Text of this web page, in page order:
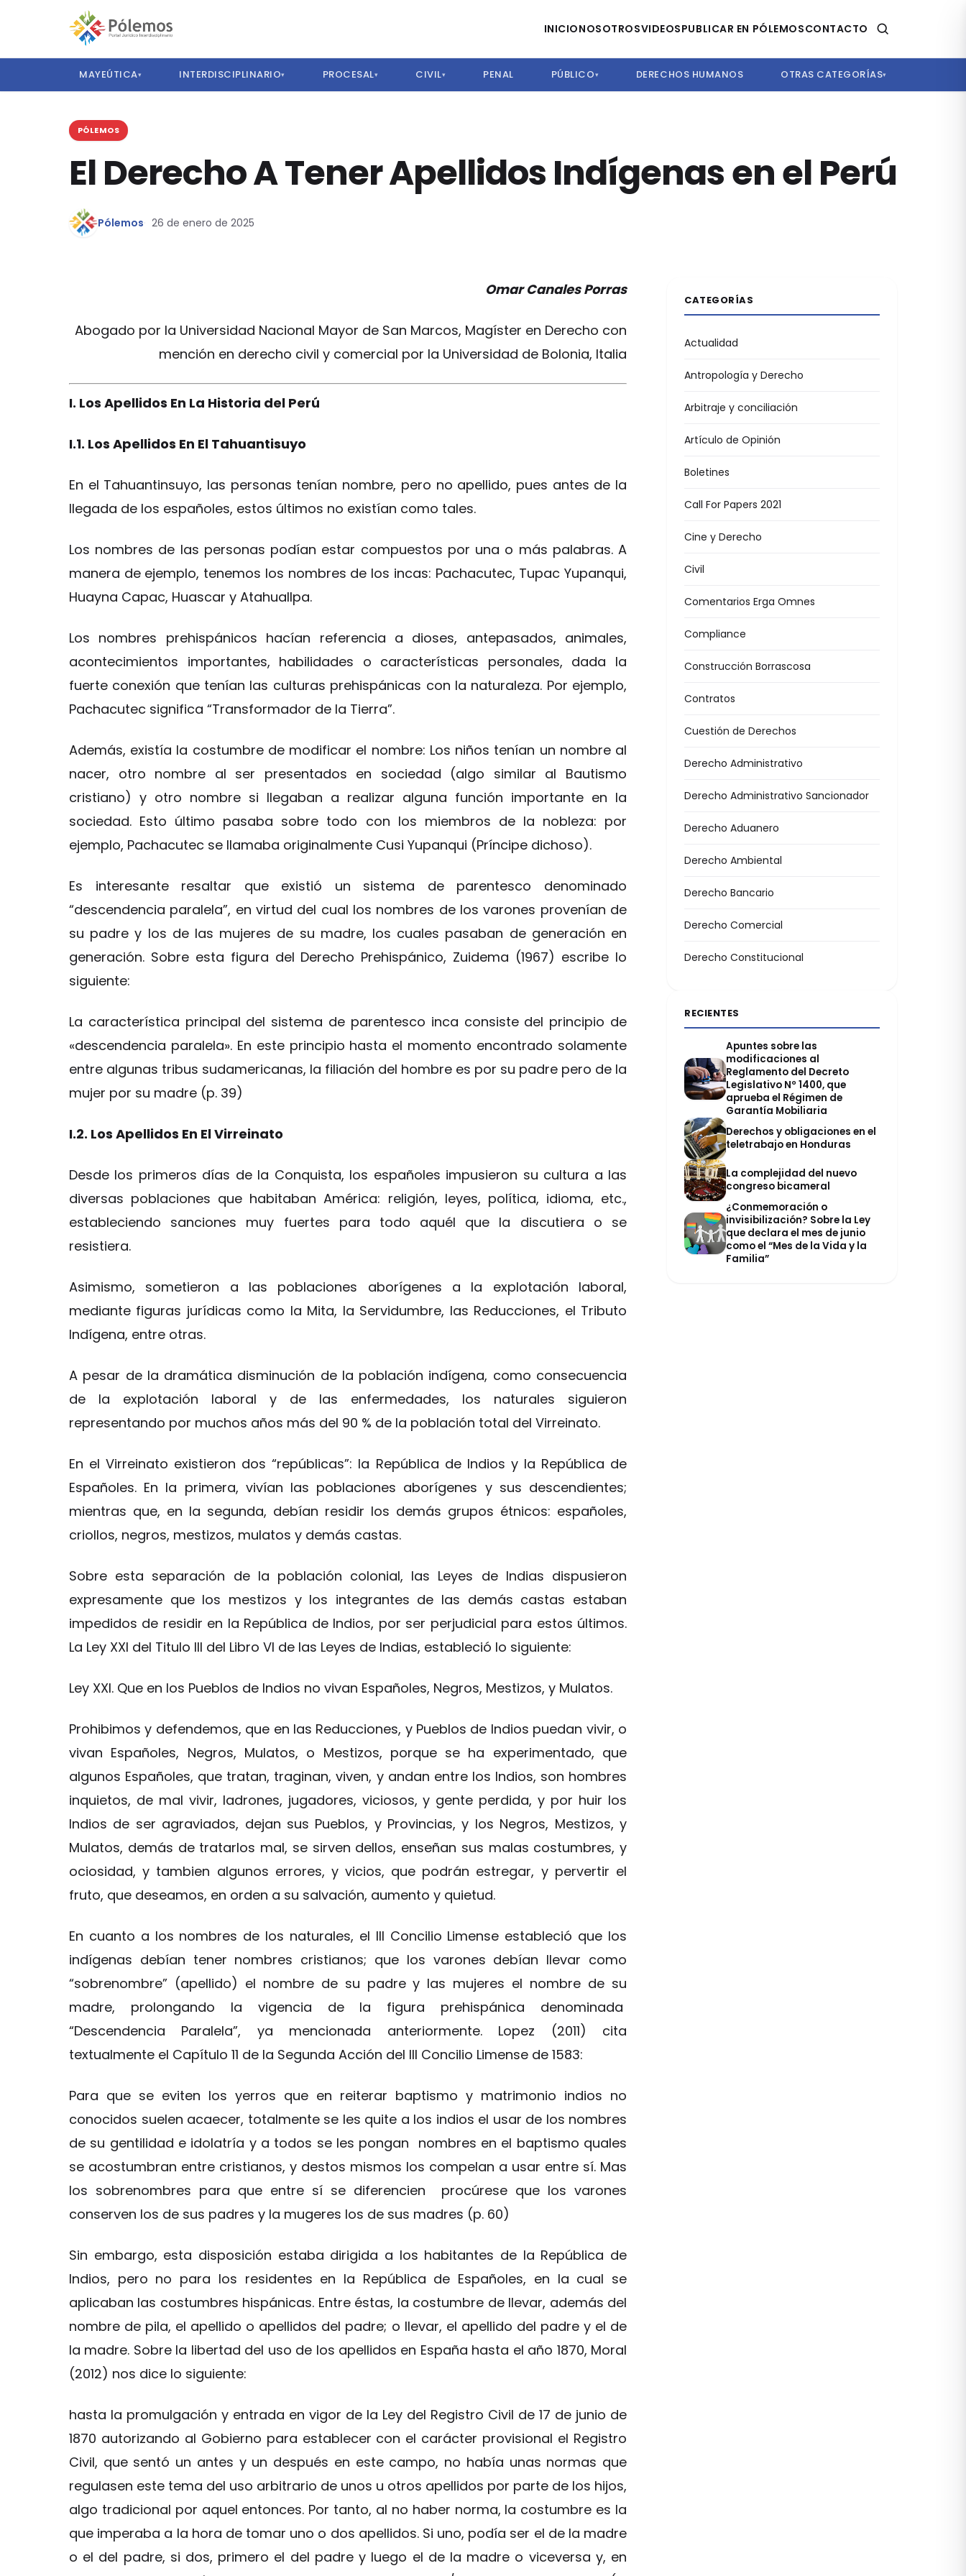
INICIONOSOTROSVIDEOSPUBLICAR EN PÓLEMOSCONTACTO
MAYEÚTICA▾ INTERDISCIPLINARIO▾ PROCESAL▾ CIVIL▾ PENAL PÚBLICO▾ DERECHOS HUMANOS OTRAS CATEGORÍAS▾
PÓLEMOS
El Derecho A Tener Apellidos Indígenas en el Perú
Pólemos 26 de enero de 2025
Omar Canales Porras
Abogado por la Universidad Nacional Mayor de San Marcos, Magíster en Derecho con
mención en derecho civil y comercial por la Universidad de Bolonia, Italia
I. Los Apellidos En La Historia del Perú
I.1. Los Apellidos En El Tahuantisuyo
En el Tahuantinsuyo, las personas tenían nombre, pero no apellido, pues antes de la
llegada de los españoles, estos últimos no existían como tales.
Los nombres de las personas podían estar compuestos por una o más palabras. A
manera de ejemplo, tenemos los nombres de los incas: Pachacutec, Tupac Yupanqui,
Huayna Capac, Huascar y Atahuallpa.
Los nombres prehispánicos hacían referencia a dioses, antepasados, animales,
acontecimientos importantes, habilidades o características personales, dada la
fuerte conexión que tenían las culturas prehispánicas con la naturaleza. Por ejemplo,
Pachacutec significa “Transformador de la Tierra”.
Además, existía la costumbre de modificar el nombre: Los niños tenían un nombre al
nacer, otro nombre al ser presentados en sociedad (algo similar al Bautismo
cristiano) y otro nombre si llegaban a realizar alguna función importante en la
sociedad. Esto último pasaba sobre todo con los miembros de la nobleza: por
ejemplo, Pachacutec se llamaba originalmente Cusi Yupanqui (Príncipe dichoso).
Es interesante resaltar que existió un sistema de parentesco denominado
“descendencia paralela”, en virtud del cual los nombres de los varones provenían de
su padre y los de las mujeres de su madre, los cuales pasaban de generación en
generación. Sobre esta figura del Derecho Prehispánico, Zuidema (1967) escribe lo
siguiente:
La característica principal del sistema de parentesco inca consiste del principio de
«descendencia paralela». En este principio hasta el momento encontrado solamente
entre algunas tribus sudamericanas, la filiación del hombre es por su padre pero de la
mujer por su madre (p. 39)
I.2. Los Apellidos En El Virreinato
Desde los primeros días de la Conquista, los españoles impusieron su cultura a las
diversas poblaciones que habitaban América: religión, leyes, política, idioma, etc.,
estableciendo sanciones muy fuertes para todo aquél que la discutiera o se
resistiera.
Asimismo, sometieron a las poblaciones aborígenes a la explotación laboral,
mediante figuras jurídicas como la Mita, la Servidumbre, las Reducciones, el Tributo
Indígena, entre otras.
A pesar de la dramática disminución de la población indígena, como consecuencia
de la explotación laboral y de las enfermedades, los naturales siguieron
representando por muchos años más del 90 % de la población total del Virreinato.
En el Virreinato existieron dos “repúblicas”: la República de Indios y la República de
Españoles. En la primera, vivían las poblaciones aborígenes y sus descendientes;
mientras que, en la segunda, debían residir los demás grupos étnicos: españoles,
criollos, negros, mestizos, mulatos y demás castas.
Sobre esta separación de la población colonial, las Leyes de Indias dispusieron
expresamente que los mestizos y los integrantes de las demás castas estaban
impedidos de residir en la República de Indios, por ser perjudicial para estos últimos.
La Ley XXI del Titulo III del Libro VI de las Leyes de Indias, estableció lo siguiente:
Ley XXI. Que en los Pueblos de Indios no vivan Españoles, Negros, Mestizos, y Mulatos.
Prohibimos y defendemos, que en las Reducciones, y Pueblos de Indios puedan vivir, o
vivan Españoles, Negros, Mulatos, o Mestizos, porque se ha experimentado, que
algunos Españoles, que tratan, traginan, viven, y andan entre los Indios, son hombres
inquietos, de mal vivir, ladrones, jugadores, viciosos, y gente perdida, y por huir los
Indios de ser agraviados, dejan sus Pueblos, y Provincias, y los Negros, Mestizos, y
Mulatos, demás de tratarlos mal, se sirven dellos, enseñan sus malas costumbres, y
ociosidad, y tambien algunos errores, y vicios, que podrán estregar, y pervertir el
fruto, que deseamos, en orden a su salvación, aumento y quietud.
En cuanto a los nombres de los naturales, el III Concilio Limense estableció que los
indígenas debían tener nombres cristianos; que los varones debían llevar como
“sobrenombre” (apellido) el nombre de su padre y las mujeres el nombre de su
madre, prolongando la vigencia de la figura prehispánica denominada
“Descendencia Paralela”, ya mencionada anteriormente. Lopez (2011) cita
textualmente el Capítulo 11 de la Segunda Acción del III Concilio Limense de 1583:
Para que se eviten los yerros que en reiterar baptismo y matrimonio indios no
conocidos suelen acaecer, totalmente se les quite a los indios el usar de los nombres
de su gentilidad e idolatría y a todos se les pongan nombres en el baptismo quales
se acostumbran entre cristianos, y destos mismos los compelan a usar entre sí. Mas
los sobrenombres para que entre sí se diferencien procúrese que los varones
conserven los de sus padres y la mugeres los de sus madres (p. 60)
Sin embargo, esta disposición estaba dirigida a los habitantes de la República de
Indios, pero no para los residentes en la República de Españoles, en la cual se
aplicaban las costumbres hispánicas. Entre éstas, la costumbre de llevar, además del
nombre de pila, el apellido o apellidos del padre; o llevar, el apellido del padre y el de
la madre. Sobre la libertad del uso de los apellidos en España hasta el año 1870, Moral
(2012) nos dice lo siguiente:
hasta la promulgación y entrada en vigor de la Ley del Registro Civil de 17 de junio de
1870 autorizando al Gobierno para establecer con el carácter provisional el Registro
Civil, que sentó un antes y un después en este campo, no había unas normas que
regulasen este tema del uso arbitrario de unos u otros apellidos por parte de los hijos,
algo tradicional por aquel entonces. Por tanto, al no haber norma, la costumbre es la
que imperaba a la hora de tomar uno o dos apellidos. Si uno, podía ser el de la madre
o el del padre, si dos, primero el del padre y luego el de la madre o viceversa y, en
CATEGORÍAS
Actualidad
Antropología y Derecho
Arbitraje y conciliación
Artículo de Opinión
Boletines
Call For Papers 2021
Cine y Derecho
Civil
Comentarios Erga Omnes
Compliance
Construcción Borrascosa
Contratos
Cuestión de Derechos
Derecho Administrativo
Derecho Administrativo Sancionador
Derecho Aduanero
Derecho Ambiental
Derecho Bancario
Derecho Comercial
Derecho Constitucional
RECIENTES
Apuntes sobre las
modificaciones al
Reglamento del Decreto
Legislativo Nº 1400, que
aprueba el Régimen de
Garantía Mobiliaria
Derechos y obligaciones en el
teletrabajo en Honduras
La complejidad del nuevo
congreso bicameral
¿Conmemoración o
invisibilización? Sobre la Ley
que declara el mes de junio
como el “Mes de la Vida y la
Familia”